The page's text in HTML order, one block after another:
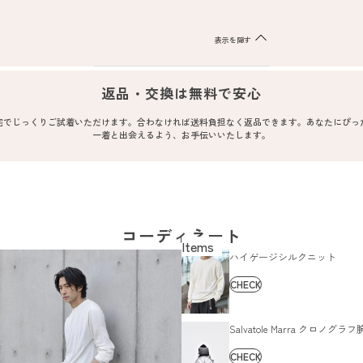
表示を隠す
返品・交換は無料で安心
でじっくりご試着いただけます。合わなければ送料負担なく返品できます。あなたにぴっ
一着と出会えるよう、お手伝いいたします。
コーディネート
ハイゲージシルクニット
CHECK
Salvatole Marra クロノグラフ
CHECK